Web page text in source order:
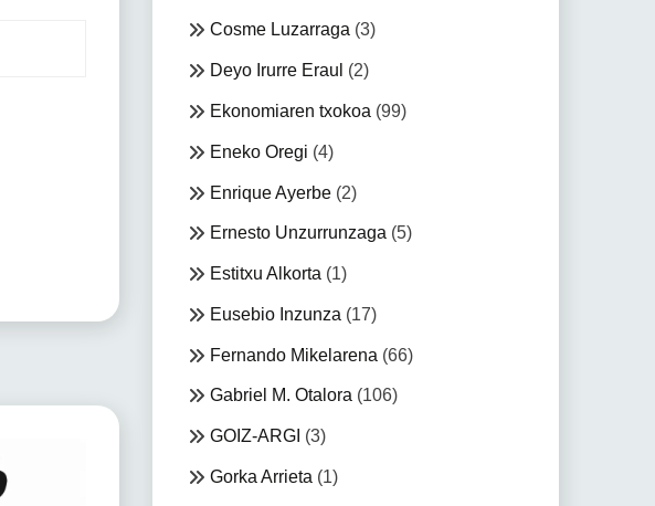
Cosme Luzarraga (3)
Deyo Irurre Eraul (2)
Ekonomiaren txokoa (99)
Eneko Oregi (4)
Enrique Ayerbe(2)
Ernesto Unzurrunzaga (5)
Estitxu Alkorta (1)
Eusebio Inzunza (17)
Fernando Mikelarena (66)
Gabriel M. Otalora(106)
GOIZ-ARGI (3)
Gorka Arrieta (1)